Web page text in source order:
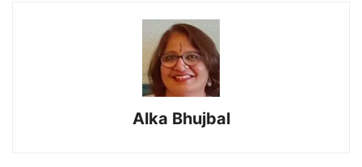
Alka Bhujbal